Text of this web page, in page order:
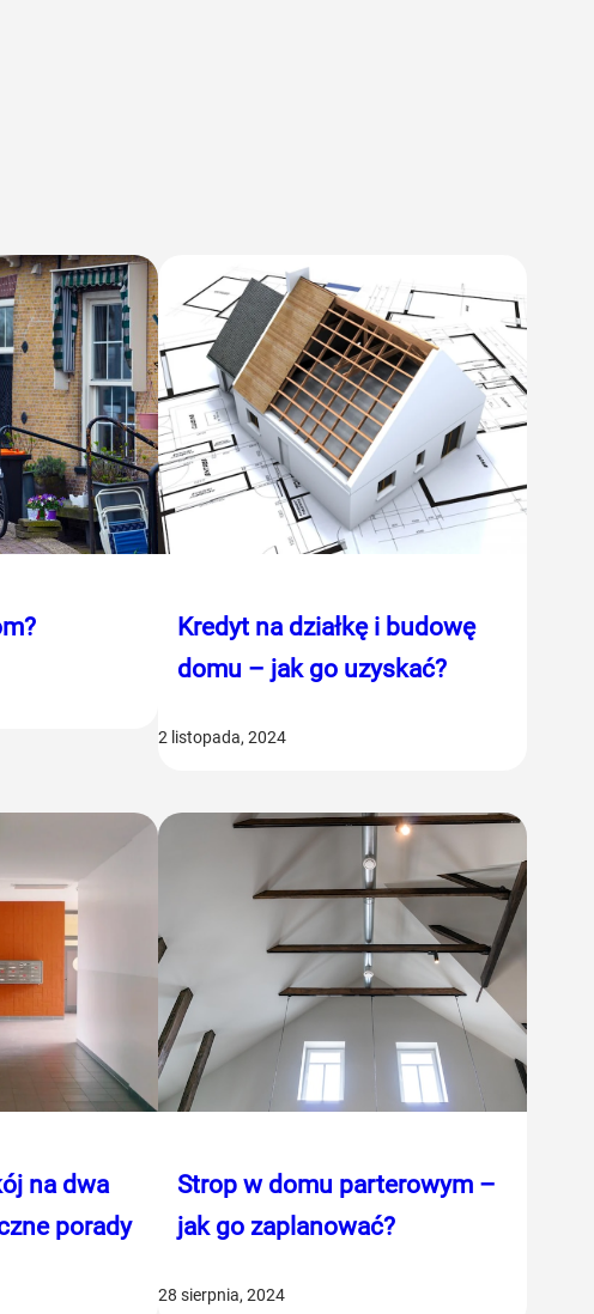
Kredyt na działkę i budowę
domu – jak go uzyskać?
2 listopada, 2024
na dwa
porady
Strop w domu parterowym –
jak go zaplanować?
28 sierpnia, 2024